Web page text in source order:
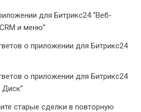
для Битрикс24 “Веб-
и меню”
о приложении для Битрикс24
о приложении для Битрикс24
Диск”
старые сделки в повторную